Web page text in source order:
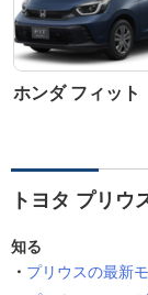
ホンダ フィット
トヨタ プリウ
知る
プリウスの最新